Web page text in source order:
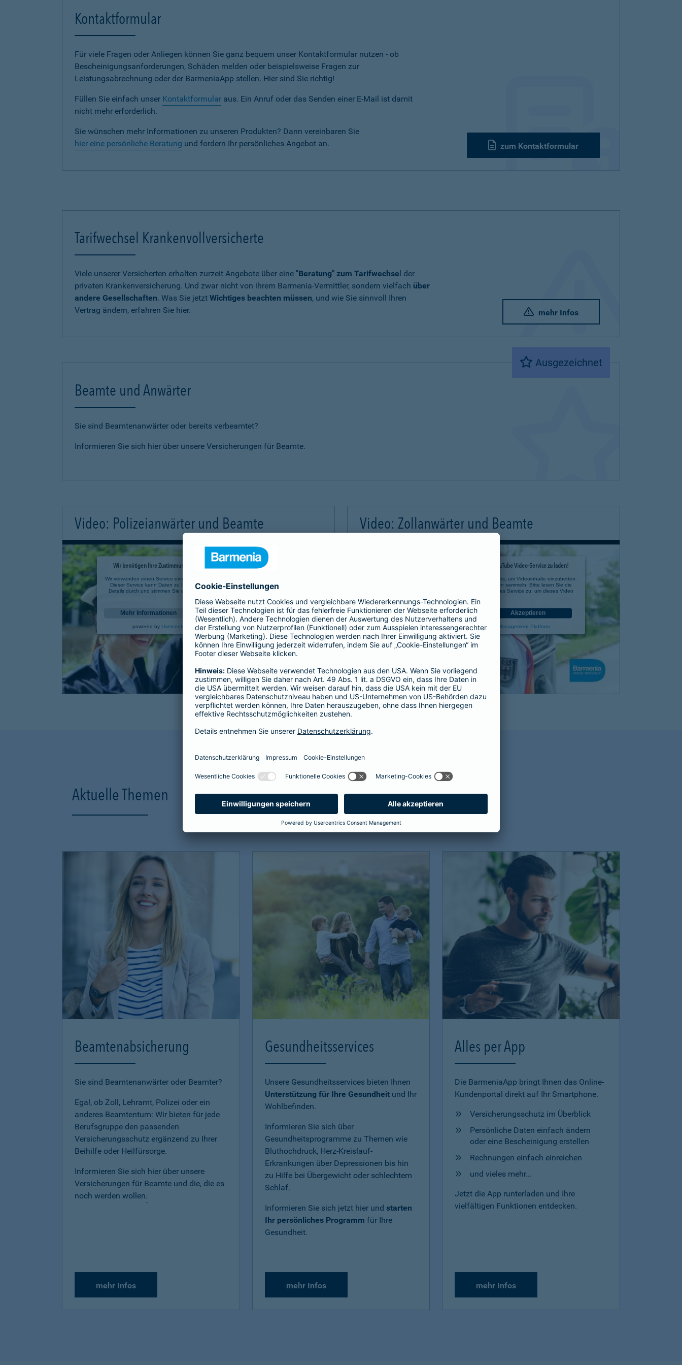
Kontaktformular
Für viele Fragen oder Anliegen können Sie ganz bequem unser Kontaktformular nutzen - ob
Bescheinigungsanforderungen, Schäden melden oder beispielsweise Fragen zur
Leistungsabrechnung oder der BarmeniaApp stellen. Hier sind Sie richtig!
Füllen Sie einfach unser Kontaktformular aus. Ein Anruf oder das Senden einer E-Mail ist damit
nicht mehr erforderlich.
Sie wünschen mehr Informationen zu unseren Produkten? Dann vereinbaren Sie
hier eine persönliche Beratung und fordern Ihr persönliches Angebot an. zum Kontaktformular
Tarifwechsel Krankenvollversicherte
Viele unserer Versicherten erhalten zurzeit Angebote über eine "Beratung" zum Tarifwechsel der
privaten Krankenversicherung. Und zwar nicht von ihrem Barmenia-Vermittler, sondern vielfach über
andere Gesellschaften. Was Sie jetzt Wichtiges beachten müssen, und wie Sie sinnvoll Ihren
Vertrag ändern, erfahren Sie hier.
mehr Infos
Ausgezeichnet
Beamte und Anwärter
Sie sind Beamtenanwärter oder bereits verbeamtet?
Informieren Sie sich hier über unsere Versicherungen für Beamte.
Video: Polizeianwärter und Beamte
Wir benötigen Ihre Zustimmung, um den YouTube Video-Service zu laden!
Wir verwenden einen Service eines Drittanbieters, um Videoinhalte einzubetten.
Dieser Service kann Daten zu Ihren Aktivitäten sammeln. Bitte lesen Sie die
Details durch und stimmen Sie der Nutzung des Service zu, um dieses Video
Mehr Informationen Akzeptieren
powered by Usercentrics Consent Management Platform
Video: Zollanwärter und Beamte
Wir benötigen Ihre Zustimmung, um den YouTube Video-Service zu laden!
Wir verwenden einen Service eines Drittanbieters, um Videoinhalte einzubetten.
Dieser Service kann Daten zu Ihren Aktivitäten sammeln. Bitte lesen Sie die
Details durch und stimmen Sie der Nutzung des Service zu, um dieses Video
Mehr Informationen Akzeptieren
powered byUsercentrics Consent Management Platform
Aktuelle Themen
Beamtenabsicherung
Sie sind Beamtenanwärter oder Beamter?
Egal, ob Zoll, Lehramt, Polizei oder ein
anderes Beamtentum: Wir bieten für jede
Berufsgruppe den passenden
Versicherungsschutz ergänzend zu Ihrer
Beihilfe oder Heilfürsorge.
Informieren Sie sich hier über unsere
Versicherungen für Beamte und die, die es
noch werden wollen.
mehr Infos
Gesundheitsservices
Unsere Gesundheitsservices bieten Ihnen
Unterstützung für Ihre Gesundheitund Ihr
Wohlbefinden.
Informieren Sie sich über
Gesundheitsprogramme zu Themen wie
Bluthochdruck, Herz-Kreislauf-
Erkrankungen über Depressionen bis hin
zu Hilfe bei Übergewicht oder schlechtem
Schlaf.
Informieren Sie sich jetzt hier und starten
Ihr persönliches Programm für Ihre
Gesundheit.
mehr Infos
Alles per App
Die BarmeniaApp bringt Ihnen das Online-
Kundenportal direkt auf Ihr Smartphone.
Versicherungsschutz im Überblick
Persönliche Daten einfach ändern
oder eine Bescheinigung erstellen
Rechnungen einfach einreichen
und vieles mehr...
Jetzt die App runterladen und Ihre
vielfältigen Funktionen entdecken.
mehr Infos